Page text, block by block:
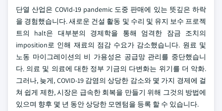
단열 산업은 COVId-19 pandemic 도중 판매에 있는 뜻깊은 하락
을 경험했습니다. 새로운 건설 활동 및 수리 및 유지 보수 프로젝
트의 halt은 대부분의 경제학을 통해 엄격한 잠금 조치의
imposition로 인해 재료의 점감 수요가 감소했습니다. 원료 및
노동 마이그레이션의 비 가용성은 공급망 관리를 중단했습니
다. 의료 및 의료에 대한 정부 기금의 다변화는 위기를 더 악화.
그러나, 늦게, COVID-19 감염의 상당한 감소와 몇 가지 경제에 걸
쳐 쉽게 제한, 시장은 급속한 회복을 만들기 위해 그것의 방법에
있으며 향후 몇 년 동안 상당한 모멘텀을 등록 할 수 있습니다.